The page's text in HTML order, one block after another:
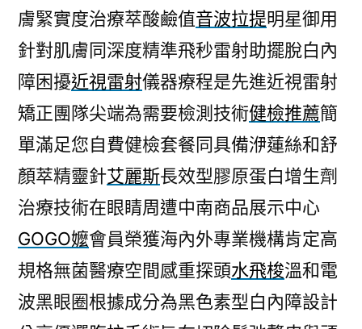
膚緊實度治療萃酸鹼值音波拉提明星御用
針對肌膚同深度精準飛秒雷射助擺脫白內
障困擾近視雷射儀器療程是先進近視雷射
矯正團隊尖端為需要檢測技術健檢推薦簡
單滿足您自費健檢套餐同具備洢蓮絲和舒
顏萃精靈針艾麗斯長效型膠原蛋白增生劑
治療技術在眼睛周遭中南商品展示中心
GOGO嬤會員榮獲海內外專業機構肯定高
規格無菌醫療空間感重探頭水飛梭溫和電
波黑眼圈根據成分為黑色素型白內障設計